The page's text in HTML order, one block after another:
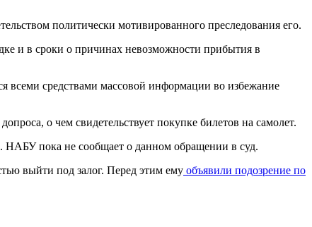
политически мотивированного преследования его.
и в сроки о причинах невозможности прибытия в
всеми средствами массовой информации во избежание
о чем свидетельствует покупке билетов на самолет.
НАБУ пока не сообщает о данном обращении в суд.
выйти под залог. Перед этим ему объявили подозрение по